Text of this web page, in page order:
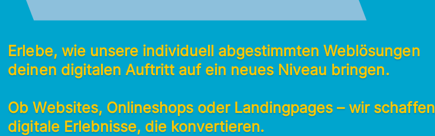
Erlebe, wie unsere individuell abgestimmten Weblösungen
deinen digitalen Auftritt auf ein neues Niveau bringen.
Ob Websites, Onlineshops oder Landingpages – wir schaffen
digitale Erlebnisse, die konvertieren.